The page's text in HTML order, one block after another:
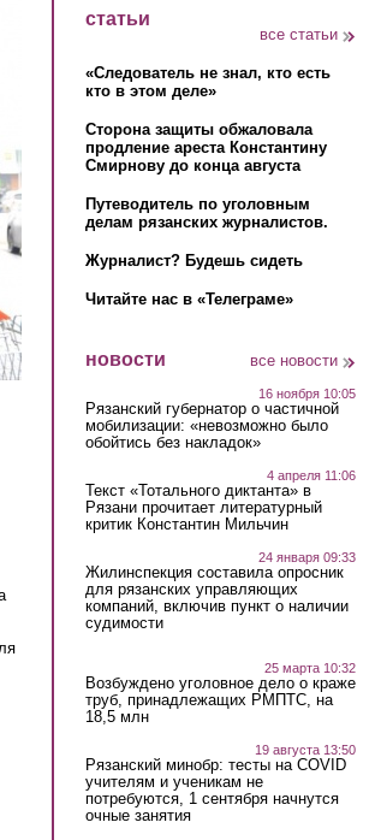
статьи
все статьи
«Следователь не знал, кто есть
кто в этом деле»
Сторона защиты обжаловала
продление ареста Константину
Смирнову до конца августа
Путеводитель по уголовным
делам рязанских журналистов.
Журналист? Будешь сидеть
Читайте нас в «Телеграме»
новости все новости
16 ноября 10:05
Рязанский губернатор о частичной
мобилизации: «невозможно было
обойтись без накладок»
4 апреля 11:06
Текст «Тотального диктанта» в
Рязани прочитает литературный
критик Константин Мильчин
24 января 09:33
Жилинспекция составила опросник
для рязанских управляющих
компаний, включив пункт о наличии
судимости
25 марта 10:32
Возбуждено уголовное дело о краже
труб, принадлежащих РМПТС, на
18,5 млн
19 августа 13:50
Рязанский минобр: тесты на COVID
учителям и ученикам не
потребуются, 1 сентября начнутся
очные занятия